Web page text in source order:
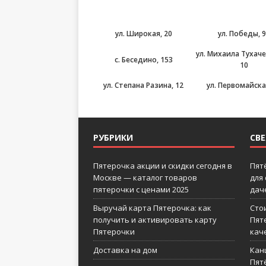
ул. Широкая, 20 ул. Победы,
с. Беседино, 153
ул. Михаила
10
ул. Степана Разина, 12
ул.
РУБРИКИ
Пятерочка акции и скидки сегодня в
Москве — каталог товаров
пятерочки с ценами 2025
Выручай карта Пятерочка: как
получить и активировать карту
Пятерочки
Доставка на дом
для